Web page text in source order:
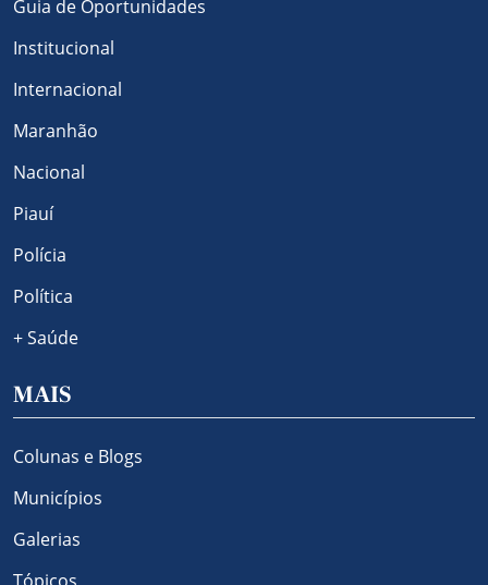
Guia de Oportunidades
Institucional
Internacional
Maranhão
Nacional
Piauí
Polícia
Política
+ Saúde
MAIS
Colunas e Blogs
Municípios
Galerias